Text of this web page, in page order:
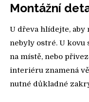
Montážní
U dřeva hlídejte, aby
nebyly ostré. U kovu
na místě, nebo
interiéru znamená
nutné důkladné